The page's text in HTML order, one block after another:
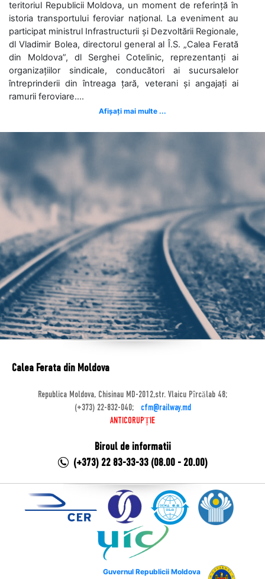
teritoriul Republicii Moldova, un moment de referință în
istoria transportului feroviar național. La eveniment au
participat ministrul Infrastructurii și Dezvoltării Regionale,
dl Vladimir Bolea, directorul general al Î.S. „Calea Ferată
din Moldova”, dl Serghei Cotelinic, reprezentanți ai
organizațiilor sindicale, conducători ai sucursalelor
întreprinderii din întreaga țară, veterani și angajați ai
ramurii feroviare....
Afișați mai multe ...
Calea Ferata din Moldova
Republica Moldova, Chisinau MD-2012,str. Vlaicu Pîrcălab 48;
(+373) 22-832-040;
cfm@railway.md
ANTICORUPȚIE
Biroul de informatii
(+373) 22 83-33-33 (08.00 - 20.00)
Guvernul Republicii Moldova